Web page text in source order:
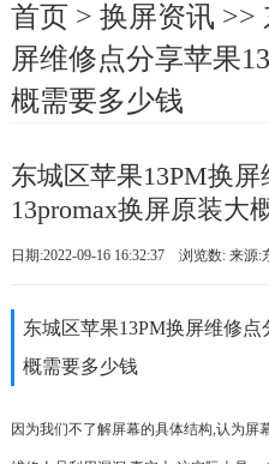
首页 > 换屏资讯 >>
屏维修点分享苹果
概需要多少钱
东城区苹果13PM换
13promax换屏原装大
日期:2022-09-16 16:32:37 浏览数:来源:
东城区苹果13PM换屏维修点
概需要多少钱
因为我们不了解屏幕的具体结构,认为屏